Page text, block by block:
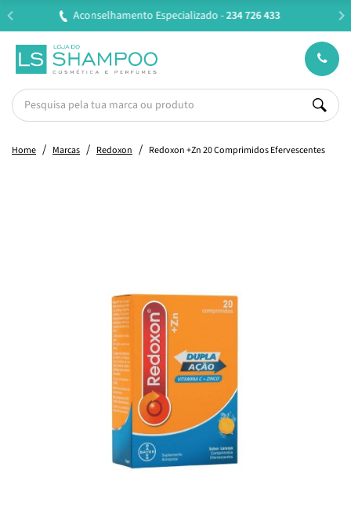
Entregas em 24H úteis.Oferta de portes a partir de €45*
Home Marcas Redoxon Redoxon +Zn 20 Comprimidos Efervescentes